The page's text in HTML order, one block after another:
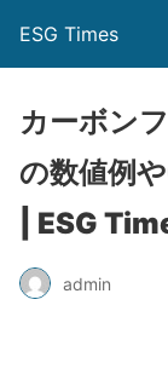
ESG Times
カーボン
の数値例
| ESG
admin